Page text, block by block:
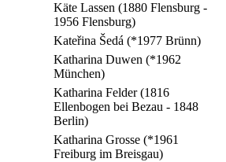
Käte Lassen (1880 Flensburg -
1956 Flensburg)
Kateřina Šedá (*1977 Brünn)
Katharina Duwen (*1962
München)
Katharina Felder (1816
Ellenbogen bei Bezau - 1848
Berlin)
Katharina Grosse (*1961
Freiburg im Breisgau)